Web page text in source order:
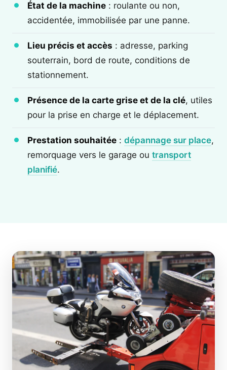
État de la machine : roulante ou non,
accidentée, immobilisée par une panne.
Lieu précis et accès : adresse, parking
souterrain, bord de route, conditions de
stationnement.
Présence de la carte grise et de la clé, utiles
pour la prise en charge et le déplacement.
Prestation souhaitée : dépannage sur place,
remorquage vers le garage ou transport
planifié.